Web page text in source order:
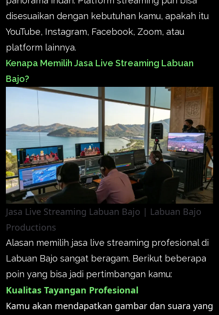
disesuaikan dengan kebutuhan kamu, apakah itu
YouTube, Instagram, Facebook, Zoom, atau
platform lainnya.
Kenapa Memilih Jasa Live Streaming Labuan
Bajo?
Jasa Live Streaming Labuan Bajo | Labuan Bajo
Productions
Alasan memilih jasa live streaming profesional di
Labuan Bajo sangat beragam. Berikut beberapa
poin yang bisa jadi pertimbangan kamu:
Kualitas Tayangan Profesional
Kamu akan mendapatkan gambar dan suara yang